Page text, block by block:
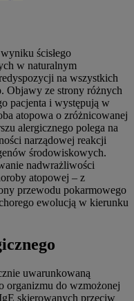
ścisłego
w naturalnym
na wszystkich
Objawy ze strony różnych
pacjenta i występują w
atopowa o zróżnicowanej
alergicznego polega na
narządowej reakcji
środowiskowych.
nadwrażliwości
atopowej – z
przewodu pokarmowego
ewolucją w kierunku
uwarunkowaną
organizmu do wzmożonej
skierowanych przeciw